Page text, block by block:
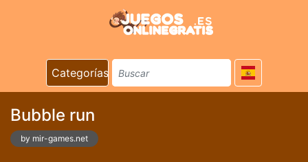
Categorías
Bubble run
by mir-games.net